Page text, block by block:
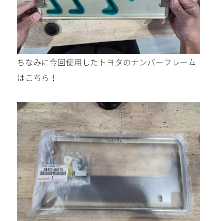
お電話
tel.0568-86-4855
営業時間 10:00～19:00 年中無休！
Instagram/Line/YouTube
ちなみに今回使用したトヨタのナンバーフレーム
はこちら！